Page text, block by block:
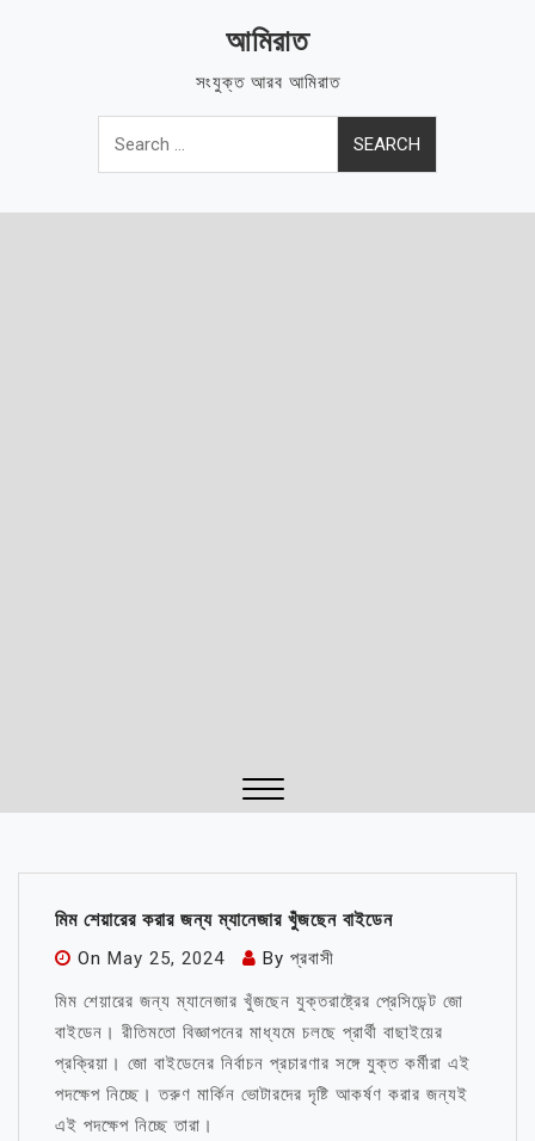
আমিরাত
সংযুক্ত আরব আমিরাত
Search
for:
মিম শেয়ারের করার জন্য ম্যানেজার খুঁজছেন বাইডেন
On May 25, 2024 By প্রবাসী
মিম শেয়ারের জন্য ম্যানেজার খুঁজছেন যুক্তরাষ্ট্রের প্রেসিডেন্ট জো
বাইডেন। রীতিমতো বিজ্ঞাপনের মাধ্যমে চলছে প্রার্থী বাছাইয়ের
প্রক্রিয়া। জো বাইডেনের নির্বাচন প্রচারণার সঙ্গে যুক্ত কর্মীরা এই
পদক্ষেপ নিচ্ছে। তরুণ মার্কিন ভোটারদের দৃষ্টি আকর্ষণ করার জন্যই
এই পদক্ষেপ নিচ্ছে তারা।